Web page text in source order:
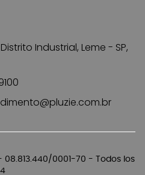
08.813.440/0001-70 - Todos los
Industrial, Leme - SP,